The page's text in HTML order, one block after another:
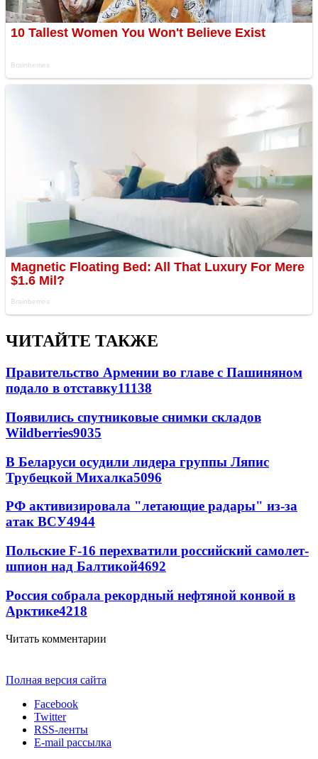
ЧИТАЙТЕ ТАКЖЕ
Правительство Армении во главе с Пашиняном
подало в отставку11138
Появились спутниковые снимки складов
Wildberries9035
В Беларуси осудили лидера группы Ляпис
Трубецкой Михалка5096
РФ активизировала "летающие радары" из-за
атак ВСУ4944
Польские F-16 перехватили российский самолет-
шпион над Балтикой4692
Россия собрала рекордный нефтяной конвой в
Арктике4218
Читать комментарии
Полная версия сайта
Facebook
Twitter
RSS-ленты
E-mail рассылка